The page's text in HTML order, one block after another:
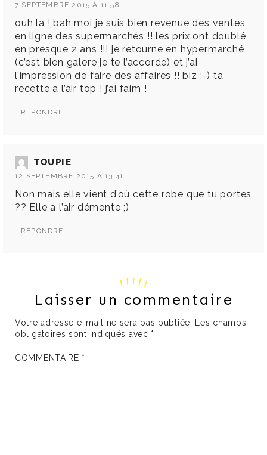
7 SEPTEMBRE 2015 À 11:58
ouh la ! bah moi je suis bien revenue des ventes
en ligne des supermarchés !! les prix ont doublé
en presque 2 ans !!! je retourne en hypermarché
(c’est bien galere je te l’accorde) et j’ai
l’impression de faire des affaires !! biz ;-) ta
recette a l’air top ! j’ai faim !
RÉPONDRE
TOUPIE
12 SEPTEMBRE 2015 À 13:41
Non mais elle vient d’où cette robe que tu portes
?? Elle a l’air démente ;)
RÉPONDRE
Laisser un commentaire
Votre adresse e-mail ne sera pas publiée. Les champs
obligatoires sont indiqués avec *
COMMENTAIRE *